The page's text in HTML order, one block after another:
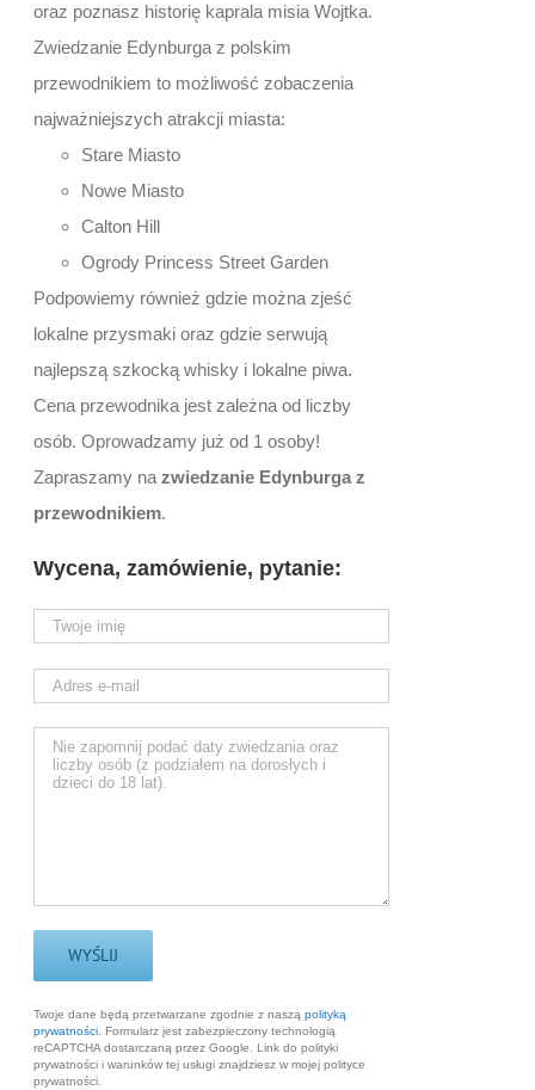
oraz poznasz historię kaprala misia Wojtka.
Zwiedzanie Edynburga z polskim
przewodnikiem to możliwość zobaczenia
najważniejszych atrakcji miasta:
Stare Miasto
Nowe Miasto
Calton Hill
Ogrody Princess Street Garden
Podpowiemy również gdzie można zjeść
lokalne przysmaki oraz gdzie serwują
najlepszą szkocką whisky i lokalne piwa.
Cena przewodnika jest zależna od liczby
osób. Oprowadzamy już od 1 osoby!
Zapraszamy nazwiedzanie Edynburga z
przewodnikiem.
Wycena, zamówienie, pytanie:
Twoje dane będą przetwarzane zgodnie z nasząpolityką
prywatności . Formularz jest zabezpieczony technologią
reCAPTCHA dostarczaną przez Google. Link do polityki
prywatności i warunków tej usługi znajdziesz w mojej polityce
prywatności.